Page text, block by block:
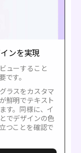
ンを実現
ューすること
す。
ラスをカスタマ
鮮明でテキスト
す。同様に、イ
でデザインの色
つことを確認で